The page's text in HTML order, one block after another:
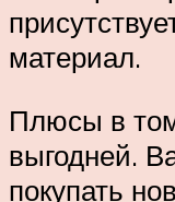
материал.
Плюсы в
выгодней.
покупать